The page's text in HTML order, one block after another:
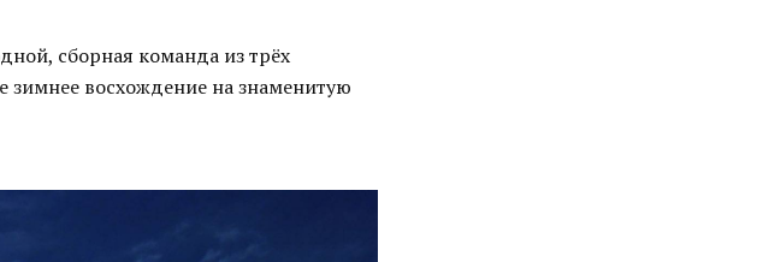
сборная команда из трёх
зимнее восхождение на знаменитую